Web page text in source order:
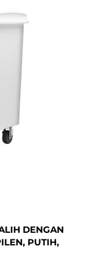
DENGAN
PUTIH,